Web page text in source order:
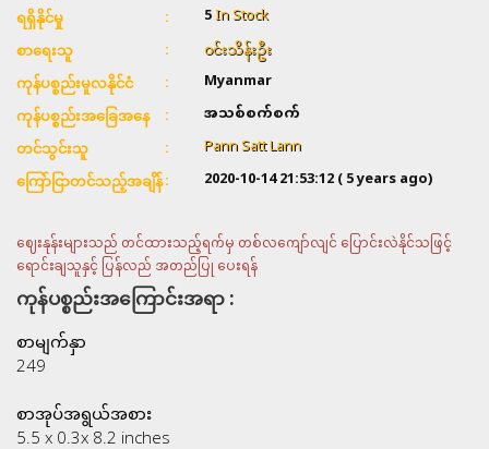
ရရှိနိုင်မှု 5In Stock
စာရေးသူ
၀င်းသိန်းဦး
ကုန်ပစ္စည်းမူလနိုင်ငံ
Myanmar
ကုန်ပစ္စည်းအခြေအနေ အသစ်စက်စက်
တင်သွင်းသူ Pann Satt Lann
ကြော်ငြာတင်သည့်အချိန် 2020-10-14 21:53:12( 5 years ago)
ဈေးနုန်းများသည် တင်ထားသည့်ရက်မှ တစ်လကျော်လျင် ပြောင်းလဲနိုင်သဖြင့်
ရောင်းချသူနှင့် ပြန်လည် အတည်ပြု ပေးရန်
ကုန်ပစ္စည်းအကြောင်းအရာ :
စာမျက်နှာ
249
စာအုပ်အရွယ်အစား
5.5 x 0.3x 8.2 inches